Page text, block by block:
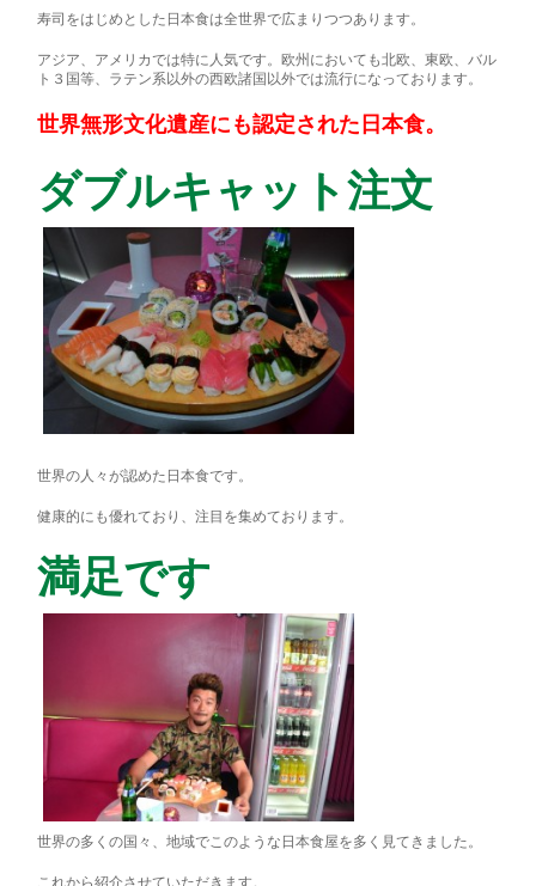
寿司をはじめとした日本食は全世界で広まりつつあります。
アジア、アメリカでは特に人気です。欧州においても北欧、東欧、バル
ト３国等、ラテン系以外の西欧諸国以外では流行になっております。
世界無形文化遺産にも認定された日本食。
ダブルキャット注文
世界の人々が認めた日本食です。
健康的にも優れており、注目を集めております。
満足です
世界の多くの国々、地域でこのような日本食屋を多く見てきました。
これから紹介させていただきます。